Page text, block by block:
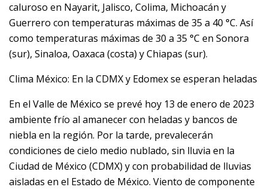
caluroso en Nayarit, Jalisco, Colima, Michoacán y
Guerrero con temperaturas máximas de 35 a 40 °C. Así
como temperaturas máximas de 30 a 35 °C en Sonora
(sur), Sinaloa, Oaxaca (costa) y Chiapas (sur).
Clima México: En la CDMX y Edomex se esperan heladas
En el Valle de México se prevé hoy 13 de enero de 2023
ambiente frío al amanecer con heladas y bancos de
niebla en la región. Por la tarde, prevalecerán
condiciones de cielo medio nublado, sin lluvia en la
Ciudad de México (CDMX) y con probabilidad de lluvias
aisladas en el Estado de México. Viento de componente